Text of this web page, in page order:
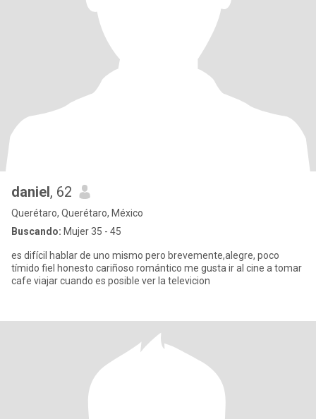
daniel, 62
Querétaro, Querétaro, México
Buscando: Mujer 35 - 45
es difícil hablar de uno mismo pero brevemente,alegre, poco
tímido fiel honesto cariñoso romántico me gusta ir al cine a tomar
cafe viajar cuando es posible ver la televicion